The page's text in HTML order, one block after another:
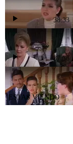
38:33
37:36